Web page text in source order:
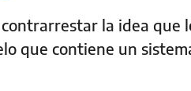
la idea que
que contiene un